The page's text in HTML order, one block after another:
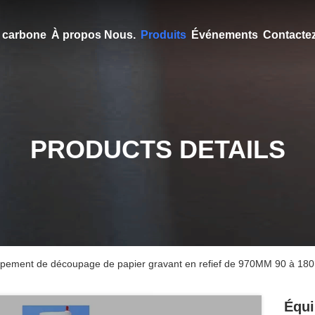
carbone À propos Nous. Produits Événements
PRODUCTS DETAILS
de découpage de papier gravant en refief de 970MM 90 à